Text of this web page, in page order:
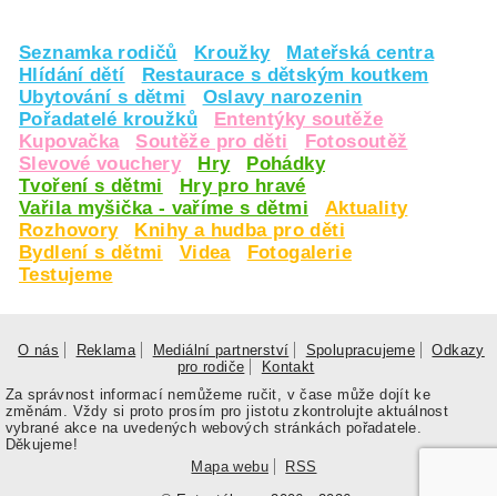
Seznamka rodičů Kroužky
Mateřská centra
Hlídání dětí
Restaurace s dětským koutkem
Ubytování s dětmi
Oslavy narozenin
Pořadatelé kroužků
Ententýky soutěže
Kupovačka
Soutěže pro děti
Fotosoutěž
Slevové vouchery
Hry
Pohádky
Tvoření s dětmi
Hry pro hravé
Vařila myšička - vaříme s dětmi
Aktuality
Rozhovory
Knihy a hudba pro děti
Bydlení s dětmi
Videa
Fotogalerie
Testujeme
O nás Reklama Mediální partnerství Spolupracujeme
Odkazy
pro rodiče
Kontakt
Za správnost informací nemůžeme ručit, v čase může dojít ke
změnám. Vždy si proto prosím pro jistotu zkontrolujte aktuálnost
vybrané akce na uvedených webových stránkách pořadatele.
Děkujeme!
Mapa webu
RSS